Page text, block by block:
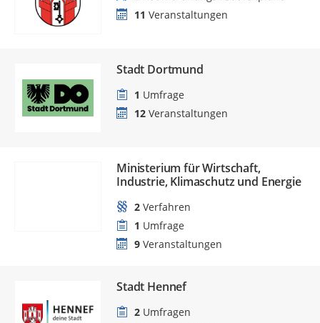
11 Veranstaltungen
Stadt Dortmund
1 Umfrage
12 Veranstaltungen
Ministerium für Wirtschaft,
Industrie, Klimaschutz und Energie
2 Verfahren
1 Umfrage
9 Veranstaltungen
Stadt Hennef
2 Umfragen